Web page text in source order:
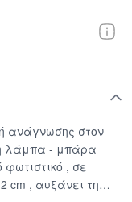
ανάγνωσης στον
λάμπα - μπάρα
φωτιστικό , σε
cm , αυξάνει τη